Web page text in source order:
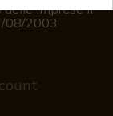
delle Imprese il
08/2003